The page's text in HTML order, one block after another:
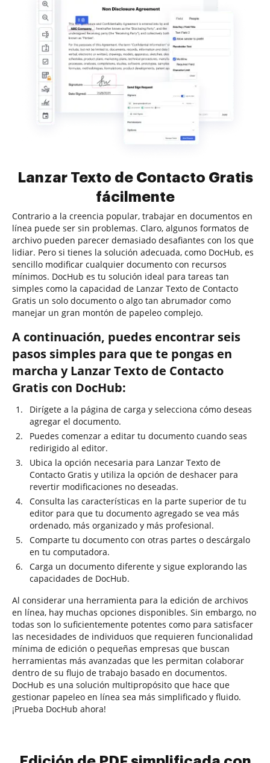
Lanzar Texto de Contacto Gratis
fácilmente
Contrario a la creencia popular, trabajar en documentos en
línea puede ser sin problemas. Claro, algunos formatos de
archivo pueden parecer demasiado desafiantes con los que
lidiar. Pero si tienes la solución adecuada, como DocHub, es
sencillo modificar cualquier documento con recursos
mínimos. DocHub es tu solución ideal para tareas tan
simples como la capacidad de Lanzar Texto de Contacto
Gratis un solo documento o algo tan abrumador como
manejar un gran montón de papeleo complejo.
A continuación, puedes encontrar seis
pasos simples para que te pongas en
marcha y Lanzar Texto de Contacto
Gratis con DocHub:
Dirígete a la página de carga y selecciona cómo deseas
agregar el documento.
Puedes comenzar a editar tu documento cuando seas
redirigido al editor.
Ubica la opción necesaria para Lanzar Texto de
Contacto Gratis y utiliza la opción de deshacer para
revertir modificaciones no deseadas.
Consulta las características en la parte superior de tu
editor para que tu documento agregado se vea más
ordenado, más organizado y más profesional.
Comparte tu documento con otras partes o descárgalo
en tu computadora.
Carga un documento diferente y sigue explorando las
capacidades de DocHub.
Al considerar una herramienta para la edición de archivos
en línea, hay muchas opciones disponibles. Sin embargo, no
todas son lo suficientemente potentes como para satisfacer
las necesidades de individuos que requieren funcionalidad
mínima de edición o pequeñas empresas que buscan
herramientas más avanzadas que les permitan colaborar
dentro de su flujo de trabajo basado en documentos.
DocHub es una solución multipropósito que hace que
gestionar papeleo en línea sea más simplificado y fluido.
¡Prueba DocHub ahora!